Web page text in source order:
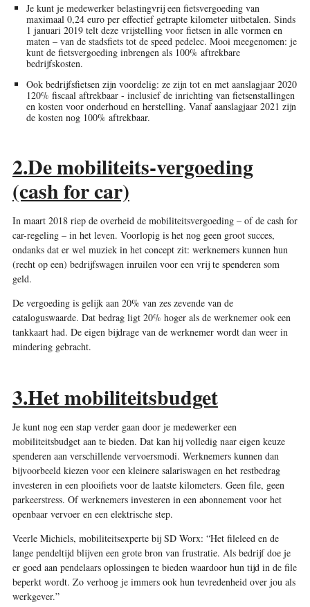
Je kunt je medewerker belastingvrij een fietsvergoeding van
maximaal 0,24 euro per effectief getrapte kilometer uitbetalen. Sinds
1 januari 2019 telt deze vrijstelling voor fietsen in alle vormen en
maten – van de stadsfiets tot de speed pedelec. Mooi meegenomen: je
kunt de fietsvergoeding inbrengen als 100% aftrekbare
bedrijfskosten.
Ook bedrijfsfietsen zijn voordelig: ze zijn tot en met aanslagjaar 2020
120% ­fiscaal aftrekbaar - inclusief de inrichting van fietsenstallingen
en kosten voor onderhoud en herstelling. Vanaf aanslagjaar 2021 zijn
de kosten nog 100% aftrekbaar.
2.De mobiliteits-vergoeding
(cash for car)
In maart 2018 riep de overheid de mobiliteitsvergoeding – of de cash for
car-regeling – in het leven. Voorlopig is het nog geen groot succes,
ondanks dat er wel muziek in het concept zit: werknemers kunnen hun
(recht op een) bedrijfswagen inruilen voor een vrij te spenderen som
geld.
De vergoeding is gelijk aan 20% van zes zevende van de
cataloguswaarde. Dat bedrag ligt 20% hoger als de werknemer ook een
tankkaart had. De eigen bijdrage van de werknemer wordt dan weer in
mindering gebracht.
3.Het mobiliteitsbudget
Je kunt nog een stap verder gaan door je medewerker een
mobiliteitsbudget aan te bieden. Dat kan hij volledig naar eigen keuze
spenderen aan verschillende vervoersmodi. Werknemers kunnen dan
bijvoorbeeld kiezen voor een kleinere salariswagen en het restbedrag
investeren in een plooifiets voor de laatste kilometers. Geen file, geen
parkeerstress. Of werknemers investeren in een abonnement voor het
openbaar vervoer en een elektrische step.
Veerle Michiels, mobiliteitsexperte bij SD Worx: “Het fileleed en de
lange pendeltijd blijven een grote bron van frustratie. Als bedrijf doe je
er goed aan pendelaars oplossingen te bieden waardoor hun tijd in de file
beperkt wordt. Zo verhoog je immers ook hun tevredenheid over jou als
werkgever.”